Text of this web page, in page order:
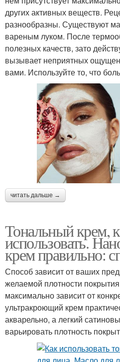
других активных веществ.
разнообразны. Существуют
вареным луком. После
полезных качеств, зато
вызывает неприятных
вами. Используйте то, что
читать дальше →
Тональный крем,
использовать.
крем правильно:
Способ зависит от ваших
желаемой плотности
максимально зависит от
ультракроющий крем
акварельно, а легкий
варьировать плотность